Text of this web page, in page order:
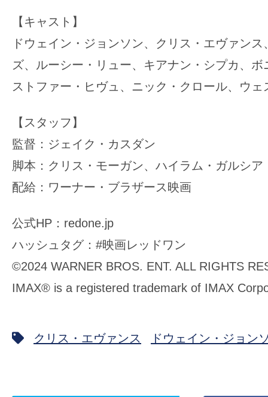
【キャスト】
ドウェイン・ジョンソン、クリス・エヴァン
ズ、ルーシー・リュー、キアナン・シプカ、
ストファー・ヒヴュ、ニック・クロール、ウ
【スタッフ】
監督：ジェイク・カスダン
脚本：クリス・モーガン、ハイラム・ガルシア
配給：ワーナー・ブラザース映画
公式HP：redone.jp
ハッシュタグ：#映画レッドワン
©2024 WARNER BROS. ENT. ALL RIGHTS
IMAX® is a registered trademark of IMAX
クリス・エヴァンス ドウェイン・ジョン